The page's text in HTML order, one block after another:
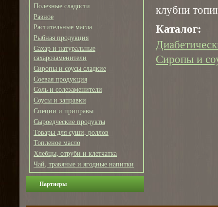
Полезные сладости
Разное
Растительные масла
Рыбная продукция
Сахар и натуральные
сахарозаменители
Сиропы и соусы сладкие
Соевая продукция
Соль и солезаменители
Соусы и заправки
Специи и приправы
Сыроедческие продукты
Товары для суши, роллов
Топленое масло
Хлебцы, отруби и клетчатка
Чай, травяные и ягодные напитки
Партнеры
клубни
Каталог:
Сиропы и